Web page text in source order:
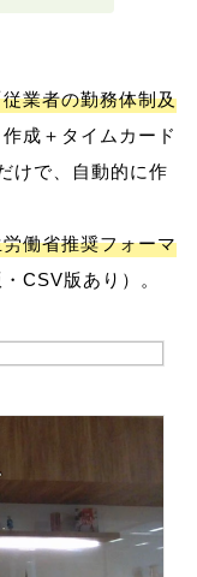
従業者の勤務体制及
成＋タイムカード
けで、自動的に作
働省推奨フォーマ
・CSV版あり）。